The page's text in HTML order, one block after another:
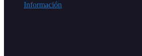
Información